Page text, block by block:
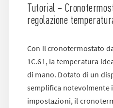
Tutorial –
regolazione
Con il cronotermostato
1C.61, la temperatura
di mano. Dotato di un
semplifica notevolmente
impostazioni, il